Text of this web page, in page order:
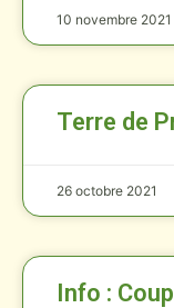
10 novembre 2021
Terre de
26 octobre 2021
Info :